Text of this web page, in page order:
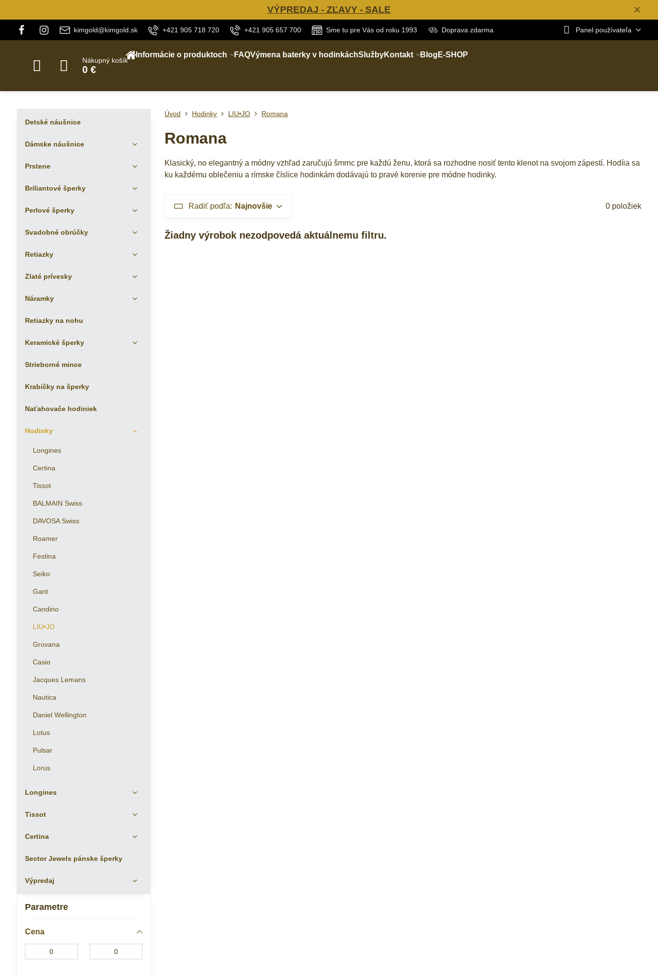
✕
VÝPREDAJ - ZĽAVY - SALE
kimgold@kimgold.sk +421 905 718 720 +421 905 657 700 Sme tu pre Vás od roku 1993 Doprava zdarma Panel používateľa
Nákupný košík
0 €
Informácie o produktoch FAQVýmena baterky v hodinkáchSlužbyKontakt Blog E-SHOP
Úvod Hodinky LIU•JO Romana
Romana
Klasický, no elegantný a módny vzhľad zaručujú šmrnc pre každú ženu, ktorá sa rozhodne nosiť tento klenot na svojom zápestí. Hodíia sa
ku každému oblečeniu a rímske číslice hodinkám dodávajú to pravé korenie pre módne hodinky.
Radiť podľa: Najnovšie 0 položiek
Parametre
Cena
Detské náušnice
Dámske náušnice
Prstene
Briliantové šperky
Perlové šperky
Svadobné obrúčky
Retiazky
Zlaté prívesky
Náramky
Retiazky na nohu
Keramické šperky
Strieborné mince
Krabičky na šperky
Naťahovače hodiniek
Hodinky
Longines
Certina
Tissot
BALMAIN Swiss
DAVOSA Swiss
Roamer
Festina
Seiko
Gant
Candino
LIU•JO
Grovana
Casio
Jacques Lemans
Nautica
Daniel Wellington
Lotus
Pulsar
Lorus
Longines
Tissot
Certina
Sector Jewels pánske šperky
Výpredaj